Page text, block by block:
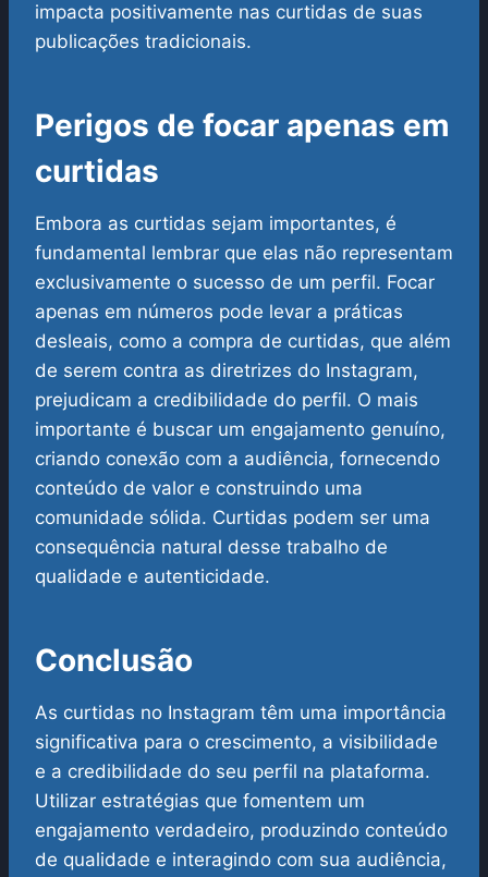
impacta positivamente nas curtidas de suas
publicações tradicionais.
Perigos de focar apenas em
curtidas
Embora as curtidas sejam importantes, é
fundamental lembrar que elas não representam
exclusivamente o sucesso de um perfil. Focar
apenas em números pode levar a práticas
desleais, como a compra de curtidas, que além
de serem contra as diretrizes do Instagram,
prejudicam a credibilidade do perfil. O mais
importante é buscar um engajamento genuíno,
criando conexão com a audiência, fornecendo
conteúdo de valor e construindo uma
comunidade sólida. Curtidas podem ser uma
consequência natural desse trabalho de
qualidade e autenticidade.
Conclusão
As curtidas no Instagram têm uma importância
significativa para o crescimento, a visibilidade
e a credibilidade do seu perfil na plataforma.
Utilizar estratégias que fomentem um
engajamento verdadeiro, produzindo conteúdo
de qualidade e interagindo com sua audiência,